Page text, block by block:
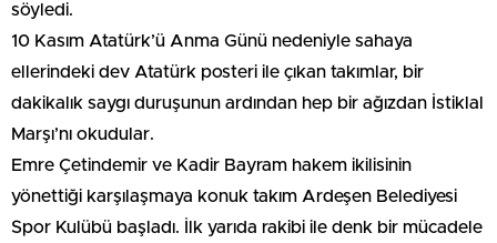
söyledi.
10 Kasım Atatürk’ü Anma Günü nedeniyle sahaya
ellerindeki dev Atatürk posteri ile çıkan takımlar, bir
dakikalık saygı duruşunun ardından hep bir ağızdan İstiklal
Marşı’nı okudular.
Emre Çetindemir ve Kadir Bayram hakem ikilisinin
yönettiği karşılaşmaya konuk takım Ardeşen Belediyesi
Spor Kulübü başladı. İlk yarıda rakibi ile denk bir mücadele